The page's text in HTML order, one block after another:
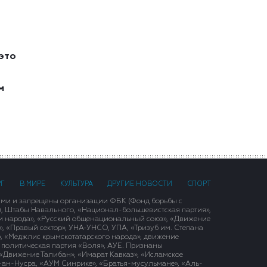
В МИРЕ КУЛЬТУРА ДРУГИЕ НОВОСТИ СПОРТ
и запрещены организации ФБК (Фонд борьбы с
Штабы Навального, «Национал-большевистская партия»,
народа», «Русский общенациональный союз», «Движение
«Правый сектор», УНА-УНСО, УПА, «Тризуб им. Степана
крымскотатарского народа», движение
политическая партия «Воля», АУЕ. Признаны
Талибан», «Имарат Кавказ», «Исламское
Нусра, «АУМ Синрике», «Братья-мусульмане», «Аль-